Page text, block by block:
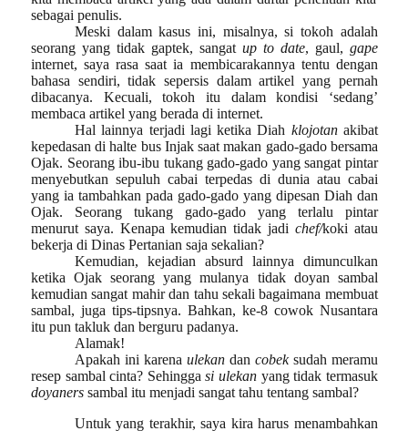
sebagai penulis.
Meski dalam kasus ini, misalnya, si tokoh adalah
seorang yang tidak gaptek, sangat up to date, gaul, gape
internet, saya rasa saat ia membicarakannya tentu dengan
bahasa sendiri, tidak sepersis dalam artikel yang pernah
dibacanya. Kecuali, tokoh itu dalam kondisi ‘sedang’
membaca artikel yang berada di internet.
Hal lainnya terjadi lagi ketika Diah klojotanakibat
kepedasan di halte bus Injak saat makan gado-gado bersama
Ojak. Seorang ibu-ibu tukang gado-gado yang sangat pintar
menyebutkan sepuluh cabai terpedas di dunia atau cabai
yang ia tambahkan pada gado-gado yang dipesan Diah dan
Ojak. Seorang tukang gado-gado yang terlalu pintar
menurut saya. Kenapa kemudian tidak jadi chef/koki atau
bekerja di Dinas Pertanian saja sekalian?
Kemudian, kejadian absurd lainnya dimunculkan
ketika Ojak seorang yang mulanya tidak doyan sambal
kemudian sangat mahir dan tahu sekali bagaimana membuat
sambal, juga tips-tipsnya. Bahkan, ke-8 cowok Nusantara
itu pun takluk dan berguru padanya.
Alamak!
Apakah ini karena ulekandan cobeksudah meramu
resep sambal cinta? Sehinggasi ulekan yang tidak termasuk
doyaners sambal itu menjadi sangat tahu tentang sambal?
Untuk yang terakhir, saya kira harus menambahkan